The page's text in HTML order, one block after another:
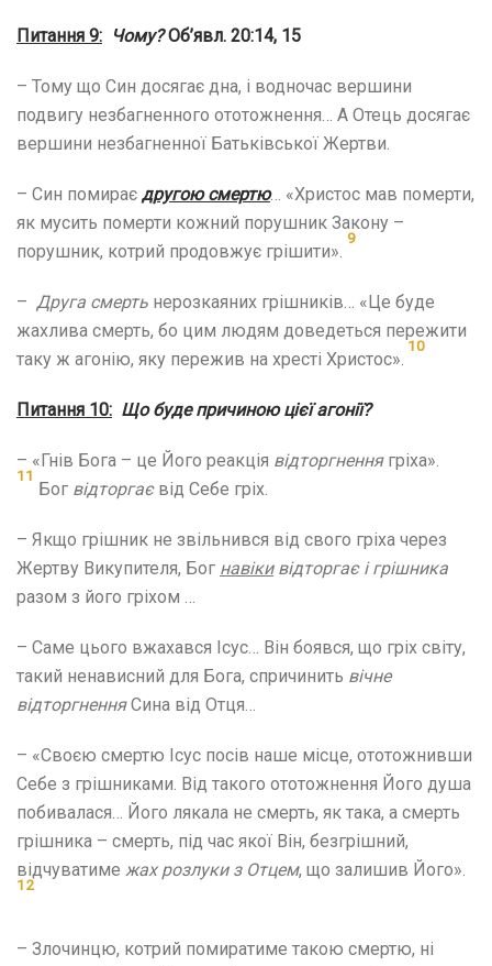
Питання 9: Чому?Об’явл. 20:14, 15
– Тому що Син досягає дна, і водночас вершини
подвигу незбагненного ототожнення… А Отець досягає
вершини незбагненної Батьківської Жертви.
– Син помирає другою смертю… «Христос мав померти,
як мусить померти кожний порушник Закону –
порушник, котрий продовжує грішити».
9
– Друга смерть нерозкаяних грішників… «Це буде
жахлива смерть, бо цим людям доведеться пережити
таку ж агонію, яку пережив на хресті Христос».
10
Питання 10: Що буде причиною цієї агонії?
– «Гнів Бога – це Його реакція відторгнення гріха».
11
Бог відторгаєвід Себе гріх.
– Якщо грішник не звільнився від свого гріха через
Жертву Викупителя, Бог навікивідторгає і грішника
разом з його гріхом …
– Саме цього вжахався Ісус… Він боявся, що гріх світу,
такий ненависний для Бога, спричинить вічне
відторгненняСина від Отця…
– «Своєю смертю Ісус посів наше місце, ототожнивши
Себе з грішниками. Від такого ототожнення Його душа
побивалася… Його лякала не смерть, як така, а смерть
грішника – смерть, під час якої Він, безгрішний,
відчуватиме жах розлуки з Отцем, що залишив Його».
12
– Злочинцю, котрий помиратиме такою смертю, ні